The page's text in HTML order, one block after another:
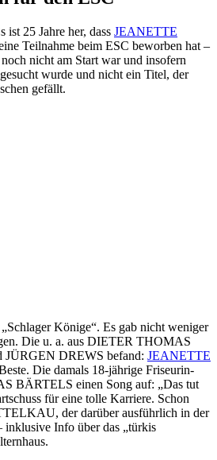
25 Jahre her, dass JEANETTE
Teilnahme beim ESC beworben hat –
nicht am Start war und insofern
wurde und nicht ein Titel, der
gefällt.
Könige“. Es gab nicht weniger
Die u. a. aus DIETER THOMAS
DREWS befand: JEANETTE
Die damals 18-jährige Friseurin-
BÄRTELS einen Song auf: „Das tut
für eine tolle Karriere. Schon
der darüber ausführlich in der
Info über das „türkis